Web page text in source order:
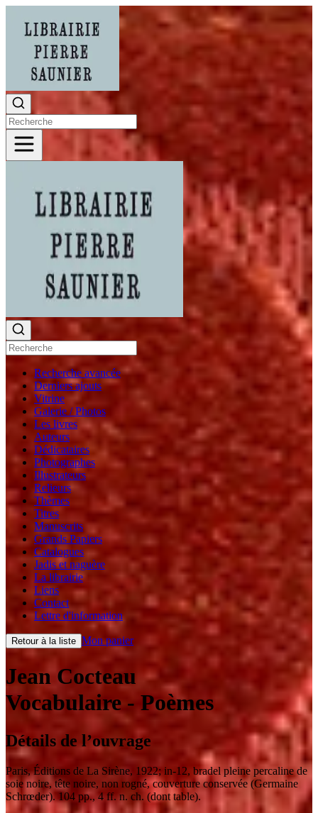
Recherche avancée
Derniers ajouts
Vitrine
Galerie / Photos
Les livres
Auteurs
Dédicataires
Photographes
Illustrateurs
Relieurs
Thèmes
Titres
Manuscrits
Grands Papiers
Catalogues
Jadis et naguère
La librairie
Liens
Contact
Lettre d'information
Retour à la liste Mon panier
Jean Cocteau
Vocabulaire - Poèmes
Détails de l’ouvrage
Paris,Éditions de La Sirène, 1922; in-12, bradel pleine percaline de
soie noire, tête noire, non rogné, couverture conservée (Germaine
Schrœder). 104 pp., 4 ff. n. ch. (dont table).